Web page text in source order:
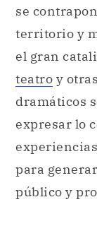
se
territorio y
el gran
teatro y
dramáticos
expresar lo
para
público y